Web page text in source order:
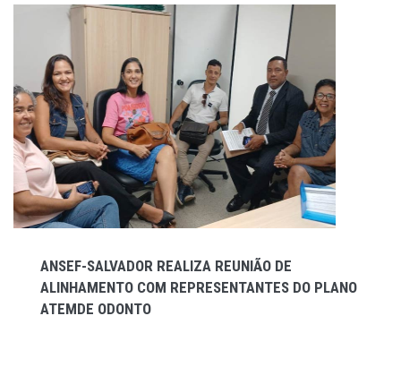
ANSEF-SALVADOR REALIZA REUNIÃO DE
ALINHAMENTO COM REPRESENTANTES DO PLANO
ATEMDE ODONTO